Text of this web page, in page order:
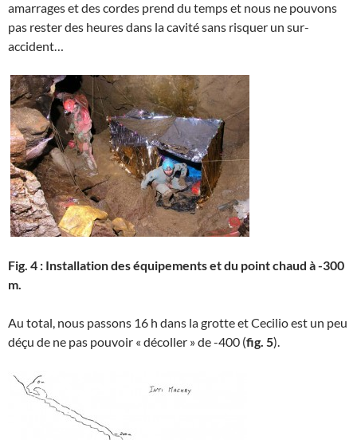
amarrages et des cordes prend du temps et nous ne pouvons
pas rester des heures dans la cavité sans risquer un sur-
accident…
Fig. 4 : Installation des équipements et du point chaud à -300
m.
Au total, nous passons 16 h dans la grotte et Cecilio est un peu
déçu de ne pas pouvoir « décoller » de -400 (fig. 5).